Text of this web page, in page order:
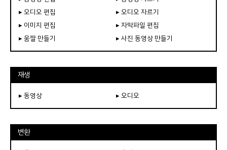
▸ 오디오 편집
▸ 오디오 자르기
▸ 이미지 편집
▸ 자막파일 편집
▸ 움짤 만들기
▸ 사진 동영상 만들기
재생
▸ 동영상 ▸ 오디오
변환